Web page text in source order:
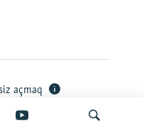
480p
açmaq